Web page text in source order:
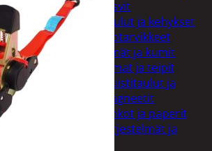
kasvit
Taulut ja kehykset
Toimistotarvikkeet
Kynät ja kumit
Liimat ja teipit
Muistitaulut ja
magneetit
Vihkot ja paperit
Turvajärjestelmät ja